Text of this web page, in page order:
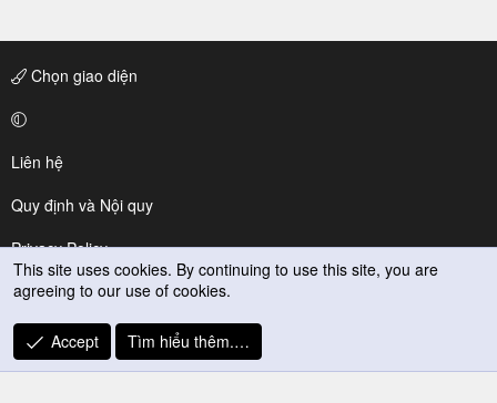
Chọn giao diện
Liên hệ
Quy định và Nội quy
Privacy Policy
Trợ giúp
R
S
This site uses cookies. By continuing to use this site, you are
agreeing to our use of cookies.
Accept Tìm hiểu thêm.…